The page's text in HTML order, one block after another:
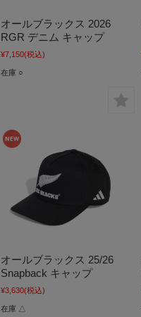
オールブラックス 2026
RGR デニム キャップ
¥7,150(税込)
在庫 ○
オールブラックス 25/26
Snapback キャップ
¥3,630(税込)
在庫 △